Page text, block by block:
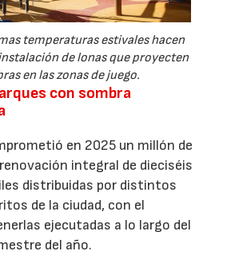
temperaturas estivales hacen
de lonas que proyecten
en las zonas de juego.
con sombra
en 2025 un millón de
integral de dieciséis
distribuidas por distintos
de la ciudad, con el
ejecutadas a lo largo del
del año.